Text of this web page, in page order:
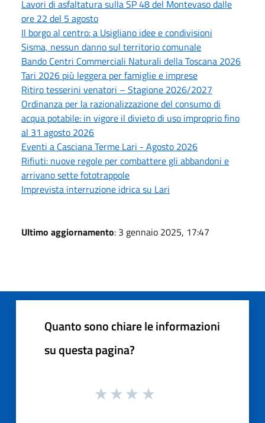
Lavori di asfaltatura sulla SP 48 del Montevaso dalle
ore 22 del 5 agosto
Il borgo al centro: a Usigliano idee e condivisioni
Sisma, nessun danno sul territorio comunale
Bando Centri Commerciali Naturali della Toscana 2026
Tari 2026 più leggera per famiglie e imprese
Ritiro tesserini venatori – Stagione 2026/2027
Ordinanza per la razionalizzazione del consumo di
acqua potabile: in vigore il divieto di uso improprio fino
al 31 agosto 2026
Eventi a Casciana Terme Lari - Agosto 2026
Rifiuti: nuove regole per combattere gli abbandoni e
arrivano sette fototrappole
Imprevista interruzione idrica su Lari
Ultimo aggiornamento: 3 gennaio 2025, 17:47
Quanto sono chiare le informazioni
su questa pagina?